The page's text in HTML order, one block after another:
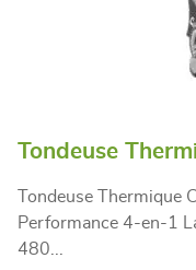
Tondeuse
Tondeuse Thermique
Performance 4-en-1
480...